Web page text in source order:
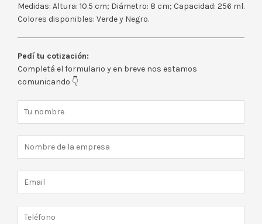
Medidas: Altura: 10.5 cm; Diámetro: 8 cm; Capacidad: 256 ml.
Colores disponibles: Verde y Negro.
Pedí tu cotización:
Completá el formulario y en breve nos estamos
comunicando 👇